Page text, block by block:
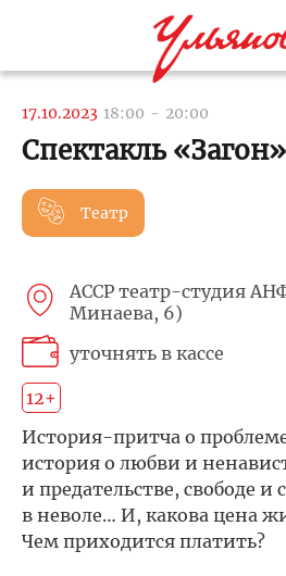
17.10.2023 18:00 - 20:00
Спектакль «Загон»
Театр
АССР театр-студия
Минаева, 6)
уточнять в кассе
12+
История-притча о
история о любви и
и предательстве, свободе
в неволе… И, какова цена
Чем приходится платить?